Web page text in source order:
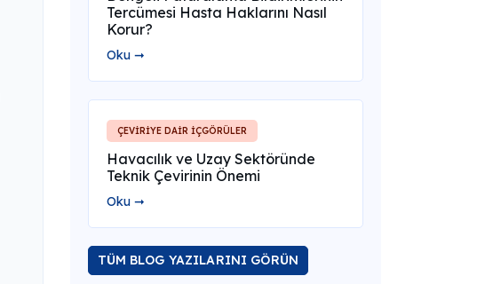
Tercümesi Hasta Haklarını Nasıl
Korur?
Oku ➞
ÇEVİRİYE DAİR İÇGÖRÜLER
Havacılık ve Uzay Sektöründe
Teknik Çevirinin Önemi
Oku ➞
TÜM BLOG YAZILARINI GÖRÜN